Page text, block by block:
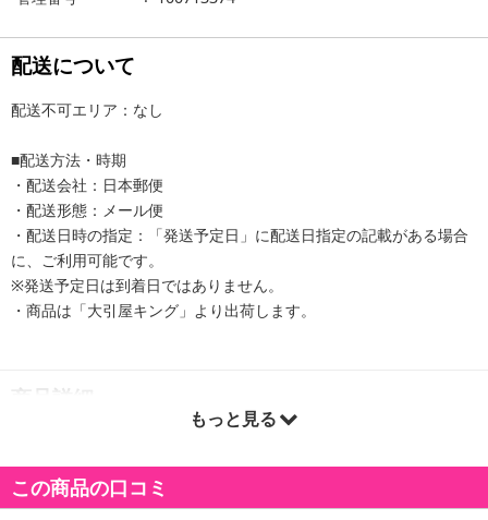
配送について
配送不可エリア：なし
■配送方法・時期
・配送会社：日本郵便
・配送形態：メール便
・配送日時の指定：「発送予定日」に配送日指定の記載がある場合
に、ご利用可能です。
※発送予定日は到着日ではありません。
・商品は「大引屋キング」より出荷します。
商品詳細
もっと見る
この商品の口コミ